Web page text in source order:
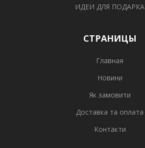
ИДЕИ ДЛЯ ПОДАРКА
СТРАНИЦЫ
Главная
Новини
Як замовити
Доставка та оплата
Контакти